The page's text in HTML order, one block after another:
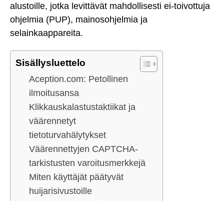
alustoille, jotka levittävät mahdollisesti ei-toivottuja
ohjelmia (PUP), mainosohjelmia ja
selainkaappareita.
Sisällysluettelo
Aception.com: Petollinen
ilmoitusansa
Klikkauskalastustaktiikat ja
väärennetyt
tietoturvahälytykset
Väärennettyjen CAPTCHA-
tarkistusten varoitusmerkkejä
Miten käyttäjät päätyvät
huijarisivustoille